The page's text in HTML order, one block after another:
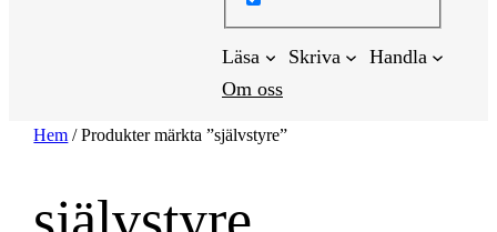
Läsa Skriva
Handla
Om oss
Hem / Produkter märkta ”självstyre”